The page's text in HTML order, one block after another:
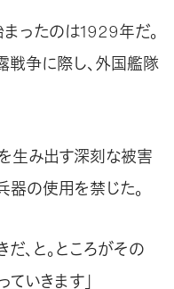
ったのは1929年だ。
戦争に際し、外国艦隊
生み出す深刻な被害
器の使用を禁じた。
、と。ところがその
いきます」